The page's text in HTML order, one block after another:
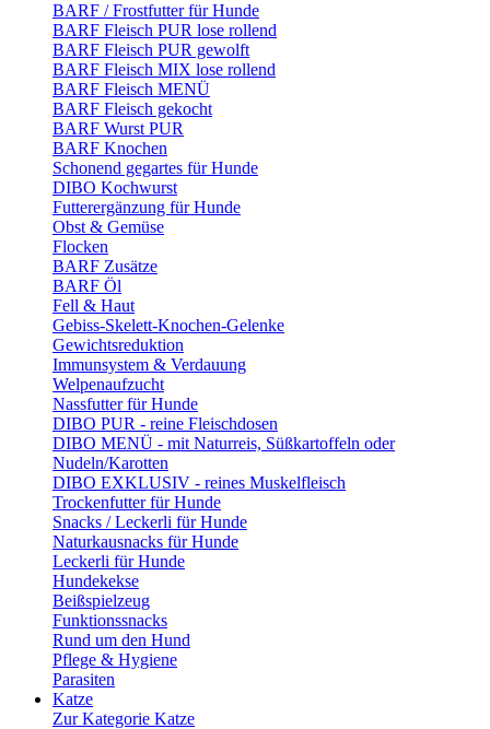
BARF / Frostfutter für Hunde
BARF Fleisch PUR lose rollend
BARF Fleisch PUR gewolft
BARF Fleisch MIX lose rollend
BARF Fleisch MENÜ
BARF Fleisch gekocht
BARF Wurst PUR
BARF Knochen
Schonend gegartes für Hunde
DIBO Kochwurst
Futterergänzung für Hunde
Obst & Gemüse
Flocken
BARF Zusätze
BARF Öl
Fell & Haut
Gebiss-Skelett-Knochen-Gelenke
Gewichtsreduktion
Immunsystem & Verdauung
Welpenaufzucht
Nassfutter für Hunde
DIBO PUR - reine Fleischdosen
DIBO MENÜ - mit Naturreis, Süßkartoffeln oder
Nudeln/Karotten
DIBO EXKLUSIV - reines Muskelfleisch
Trockenfutter für Hunde
Snacks / Leckerli für Hunde
Naturkausnacks für Hunde
Leckerli für Hunde
Hundekekse
Beißspielzeug
Funktionssnacks
Rund um den Hund
Pflege & Hygiene
Parasiten
Katze
Zur Kategorie Katze